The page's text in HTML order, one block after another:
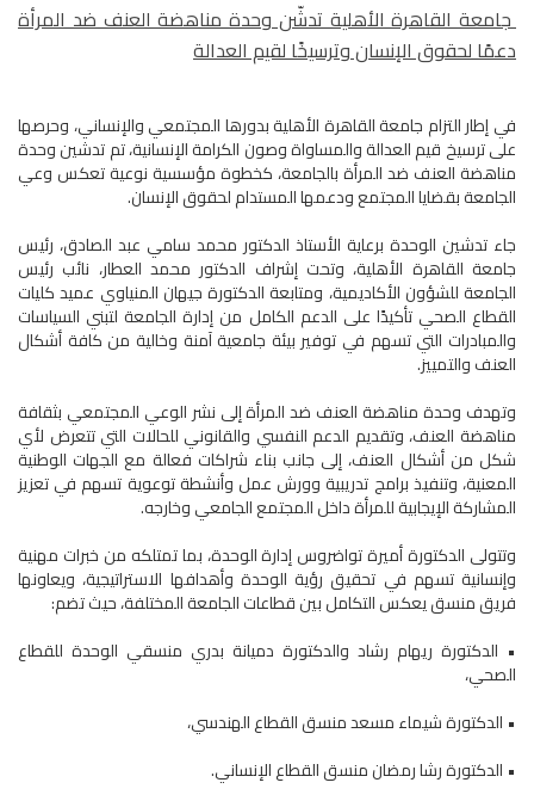
جامعة القاهرة الأهلية تدشّن وحدة مناهضة العنف ضد المرأة
دعمًا لحقوق الإنسان وترسيخًا لقيم العدالة
في إطار التزام جامعة القاهرة الأهلية بدورها المجتمعي والإنساني، وحرصها
على ترسيخ قيم العدالة والمساواة وصون الكرامة الإنسانية، تم تدشين وحدة
مناهضة العنف ضد المرأة بالجامعة، كخطوة مؤسسية نوعية تعكس وعي
الجامعة بقضايا المجتمع ودعمها المستدام لحقوق الإنسان.
جاء تدشين الوحدة برعاية الأستاذ الدكتور محمد سامي عبد الصادق، رئيس
جامعة القاهرة الأهلية، وتحت إشراف الدكتور محمد العطار، نائب رئيس
الجامعة للشؤون الأكاديمية، ومتابعة الدكتورة جيهان المنياوي عميد كليات
القطاع الصحي تأكيدًا على الدعم الكامل من إدارة الجامعة لتبني السياسات
والمبادرات التي تسهم في توفير بيئة جامعية آمنة وخالية من كافة أشكال
العنف والتمييز.
وتهدف وحدة مناهضة العنف ضد المرأة إلى نشر الوعي المجتمعي بثقافة
مناهضة العنف، وتقديم الدعم النفسي والقانوني للحالات التي تتعرض لأي
شكل من أشكال العنف، إلى جانب بناء شراكات فعالة مع الجهات الوطنية
المعنية، وتنفيذ برامج تدريبية وورش عمل وأنشطة توعوية تسهم في تعزيز
المشاركة الإيجابية للمرأة داخل المجتمع الجامعي وخارجه.
وتتولى الدكتورة أميرة تواضروس إدارة الوحدة، بما تمتلكه من خبرات مهنية
وإنسانية تسهم في تحقيق رؤية الوحدة وأهدافها الاستراتيجية، ويعاونها
فريق منسق يعكس التكامل بين قطاعات الجامعة المختلفة، حيث تضم:
• الدكتورة ريهام رشاد والدكتورة دميانة بدري منسقي الوحدة للقطاع
الصحي،
• الدكتورة شيماء مسعد منسق القطاع الهندسي،
• الدكتورة رشا رمضان منسق القطاع الإنساني.